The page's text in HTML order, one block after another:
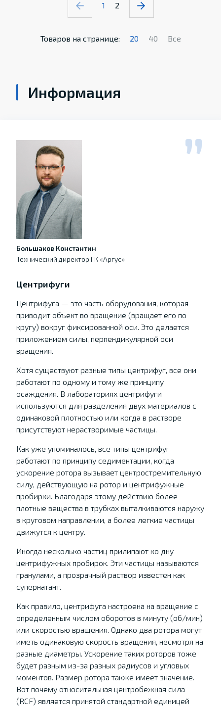
1 2
Товаров на странице: 20 40 Все
Информация
Большаков Константин
Технический директор ГК «Аргус»
Центрифуги
Центрифуга — это часть оборудования, которая
приводит объект во вращение (вращает его по
кругу) вокруг фиксированной оси. Это делается
приложением силы, перпендикулярной оси
вращения.
Хотя существуют разные типы центрифуг, все они
работают по одному и тому же принципу
осаждения. В лабораториях центрифуги
используются для разделения двух материалов с
одинаковой плотностью или когда в растворе
присутствуют нерастворимые частицы.
Как уже упоминалось, все типы центрифуг
работают по принципу седиментации, когда
ускорение ротора вызывает центростремительную
силу, действующую на ротор и центрифужные
пробирки. Благодаря этому действию более
плотные вещества в трубках выталкиваются наружу
в круговом направлении, а более легкие частицы
движутся к центру.
Иногда несколько частиц прилипают ко дну
центрифужных пробирок. Эти частицы называются
гранулами, а прозрачный раствор известен как
супернатант.
Как правило, центрифуга настроена на вращение с
определенным числом оборотов в минуту (об/мин)
или скоростью вращения. Однако два ротора могут
иметь одинаковую скорость вращения, несмотря на
разные диаметры. Ускорение таких роторов тоже
будет разным из-за разных радиусов и угловых
моментов. Размер ротора также имеет значение.
Вот почему относительная центробежная сила
(RCF) является принятой стандартной единицей